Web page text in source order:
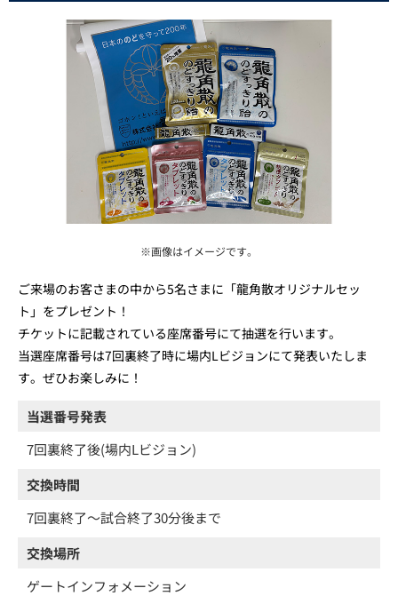
※画像はイメージです。
ご来場のお客さまの中から5名さまに「龍角散オリジナルセッ
ト」をプレゼント！
チケットに記載されている座席番号にて抽選を行います。
当選座席番号は7回裏終了時に場内Lビジョンにて発表いたしま
す。ぜひお楽しみに！
当選番号発表
7回裏終了後(場内Lビジョン)
交換時間
7回裏終了～試合終了30分後まで
交換場所
ゲートインフォメーション